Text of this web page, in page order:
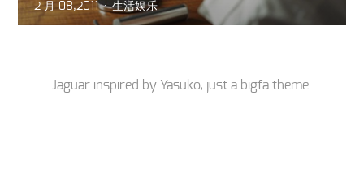
2 月 08,2011 生活娱乐
Jaguar inspired by Yasuko, just a bigfa theme.